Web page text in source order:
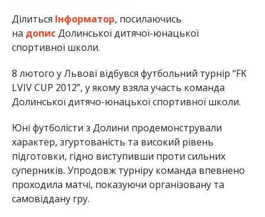
Ділиться Інформатор, посилаючись
на дописДолинської дитячої-юнацької
спортивної школи.
8 лютого у Львові відбувся футбольний турнір “FK
LVIV CUP 2012”, у якому взяла участь команда
Долинської дитячо-юнацької спортивної школи.
Юні футболісти з Долини продемонстрували
характер, згуртованість та високий рівень
підготовки, гідно виступивши проти сильних
суперників. Упродовж турніру команда впевнено
проходила матчі, показуючи організовану та
самовіддану гру.